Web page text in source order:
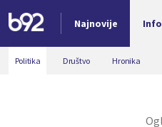
Najnovije Info
Nova vest
Politika Društvo Hronika